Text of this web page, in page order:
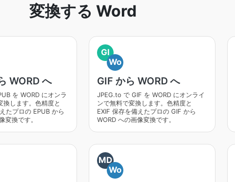
変換する Word
WORD へ
を WORD にオンラ
換します。色精度と
たプロの EPUB から
変換です。
GI
Wo
GIF から WORD へ
JPEG.to で GIF を WORD にオンライ
ンで無料で変換します。色精度と
EXIF 保存を備えたプロの GIF から
WORD への画像変換です。
MD
Wo